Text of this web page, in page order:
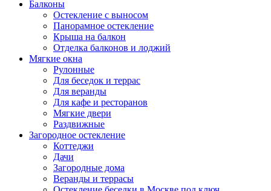
Балконы
Остекление с выносом
Панорамное остекление
Крыша на балкон
Отделка балконов и лоджий
Мягкие окна
Рулонные
Для беседок и террас
Для веранды
Для кафе и ресторанов
Мягкие двери
Раздвижные
Загородное остекление
Коттеджи
Дачи
Загородные дома
Веранды и террасы